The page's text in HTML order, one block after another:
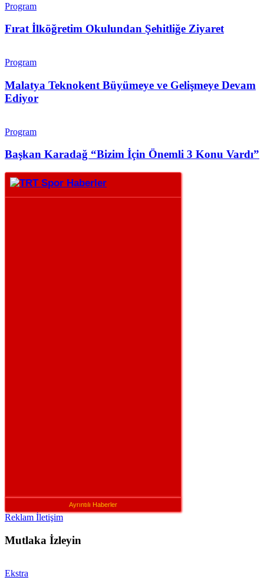
Program
Fırat İlköğretim Okulundan Şehitliğe Ziyaret
Program
Malatya Teknokent Büyümeye ve Gelişmeye Devam
Ediyor
Program
Başkan Karadağ “Bizim İçin Önemli 3 Konu Vardı”
Ayrıntılı Haberler
Reklam İletişim
Mutlaka İzleyin
Ekstra